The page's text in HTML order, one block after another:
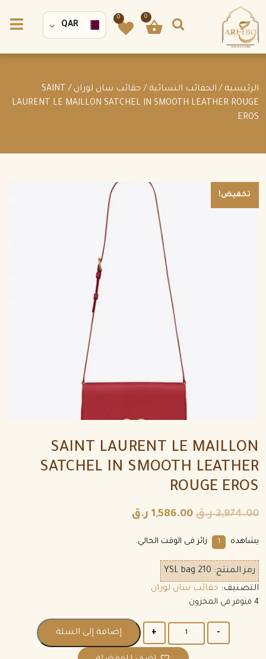
0
0
QAR
الرئيسية / الحقائب النسائية / حقائب سان لوران
/ SAINT
LAURENT LE MAILLON SATCHEL IN SMOOTH LEATHER ROUGE
EROS
تخفيض!
SAINT LAURENT LE MAILLON
SATCHEL IN SMOOTH LEATHER
ROUGE EROS
2,974.00 ر.ق 1,586.00 ر.ق
يشاهده 1 زائر فى الوقت الحالي.
رمز المنتج: YSL bag 210
التصنيف: حقائب سان لوران
4 متوفر في المخزون
إضافة إلى السلة